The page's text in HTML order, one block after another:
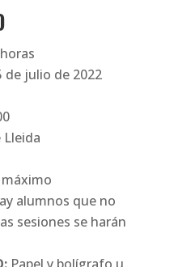
de julio de 2022
alumnos que no
sesiones se harán
Papel y bolígrafo u